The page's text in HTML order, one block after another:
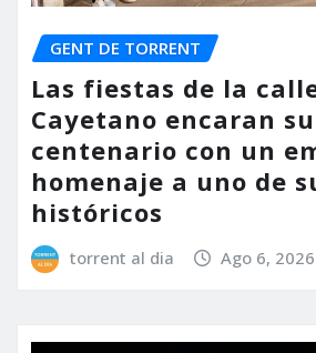
GENT DE TORRENT
Las fiestas de la
Cayetano encaran su
centenario con un
homenaje a uno de
históricos
torrent al dia Ago 6, 2026